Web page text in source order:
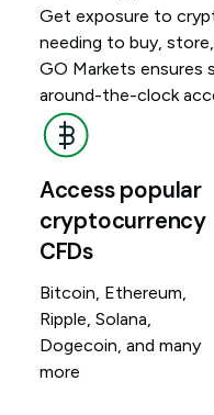
Get exposure to
needing to buy,
GO Markets ensures
around-the-clock
Access popular
cryptocurrency
CFDs
Bitcoin, Ethereum,
Ripple, Solana,
Dogecoin, and many
more